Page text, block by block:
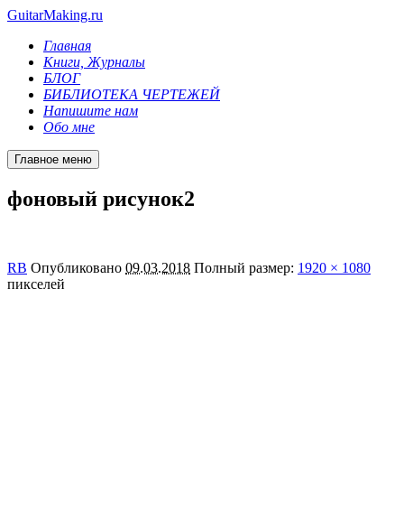
GuitarMaking.ru
Главная
Книги, Журналы
БЛОГ
БИБЛИОТЕКА ЧЕРТЕЖЕЙ
Напишите нам
Обо мне
Главное меню
фоновый рисунок2
RB Опубликовано 09.03.2018 Полный размер: 1920 × 1080
пикселей